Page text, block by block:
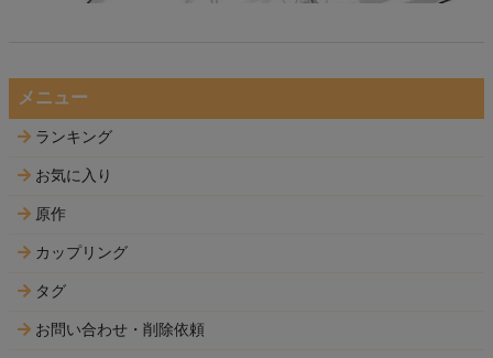
メニュー
ランキング
お気に入り
原作
カップリング
タグ
お問い合わせ・削除依頼